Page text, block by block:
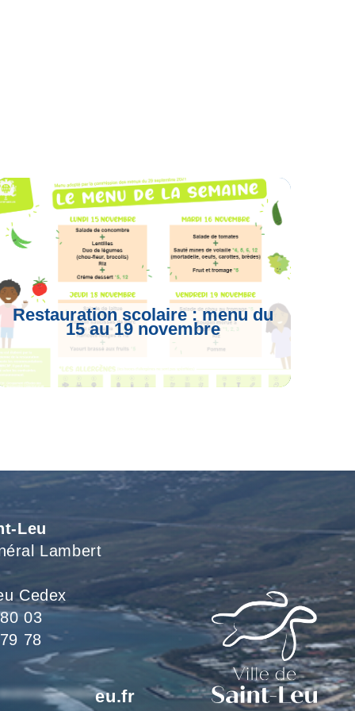
Restauration scolaire : menu du
15 au 19 novembre
Voir L'article
Leu
Lambert
Cedex
03
78
eu.fr